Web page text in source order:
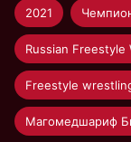
2021
Freestyle
Магомедшариф